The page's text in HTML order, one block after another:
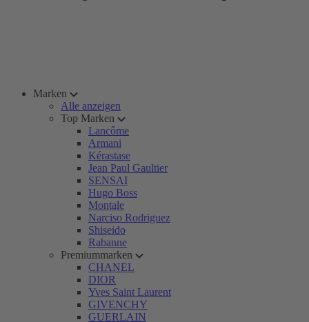
Marken
Alle anzeigen
Top Marken
Lancôme
Armani
Kérastase
Jean Paul Gaultier
SENSAI
Hugo Boss
Montale
Narciso Rodriguez
Shiseido
Rabanne
Premiummarken
CHANEL
DIOR
Yves Saint Laurent
GIVENCHY
GUERLAIN